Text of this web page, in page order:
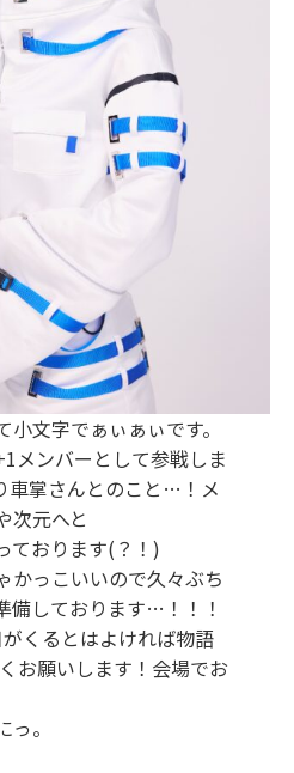
⽂字でぁぃぁぃです。
メンバーとして参戦しま
⾞掌さんとのこと…！メ
次元へと
ております(？！)
かっこいいので久々ぶち
備しております…！！！
くるとはよければ物語
お願いします！会場でお
。